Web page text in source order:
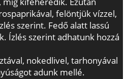
felöntjük vízzel,
szerint. Fedő alatt lassú
Ízlés szerint adhatunk hozzá
nokedlivel, tarhonyával
adunk mellé.